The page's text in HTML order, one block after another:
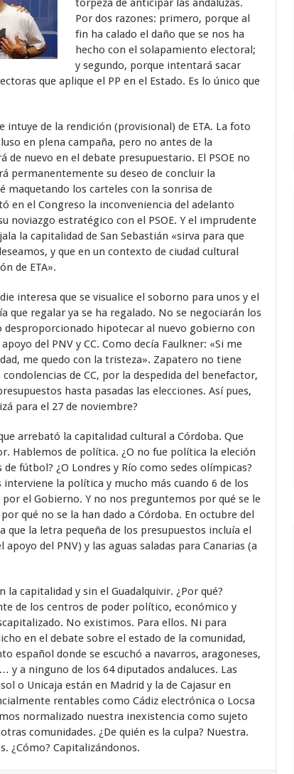
torpeza de anticipar las andaluzas.
Por dos razones: primero, porque al
fin ha calado el daño que se nos ha
hecho con el solapamiento electoral;
y segundo, porque intentará sacar
que aplique el PP en el Estado. Es lo único que
intuye de la rendición (provisional) de ETA. La foto
en plena campaña, pero no antes de la
de nuevo en el debate presupuestario. El PSOE no
permanentemente su deseo de concluir la
maquetando los carteles con la sonrisa de
en el Congreso la inconveniencia del adelanto
noviazgo estratégico con el PSOE. Y el imprudente
la capitalidad de San Sebastián «sirva para que
y que en un contexto de ciudad cultural
de ETA».
interesa que se visualice el soborno para unos y el
que regalar ya se ha regalado. No se negociarán los
desproporcionado hipotecar al nuevo gobierno con
del PNV y CC. Como decía Faulkner: «Si me
me quedo con la tristeza». Zapatero no tiene
de CC, por la despedida del benefactor,
hasta pasadas las elecciones. Así pues,
para el 27 de noviembre?
arrebató la capitalidad cultural a Córdoba. Que
Hablemos de política. ¿O no fue política la eleción
fútbol? ¿O Londres y Río como sedes olímpicas?
interviene la política y mucho más cuando 6 de los
el Gobierno. Y no nos preguntemos por qué se le
qué no se la han dado a Córdoba. En octubre del
que la letra pequeña de los presupuestos incluía el
del PNV) y las aguas saladas para Canarias (a
la capitalidad y sin el Guadalquivir. ¿Por qué?
de los centros de poder político, económico y
No existimos. Para ellos. Ni para
en el debate sobre el estado de la comunidad,
español donde se escuchó a navarros, aragoneses,
y a ninguno de los 64 diputados andaluces. Las
o Unicaja están en Madrid y la de Cajasur en
rentables como Cádiz electrónica o Locsa
normalizado nuestra inexistencia como sujeto
comunidades. ¿De quién es la culpa? Nuestra.
¿Cómo? Capitalizándonos.